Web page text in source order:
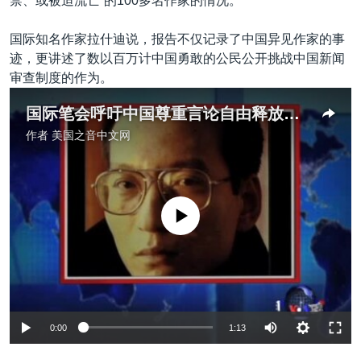
国际知名作家拉什迪说，报告不仅记录了中国异见作家的事
迹，更讲述了数以百万计中国勇敢的公民公开挑战中国新闻
审查制度的作为。
国际笔会呼吁中国尊重言论自由释放被关作家
作者 美国之音中文网
没有媒体可用资源
0:00 1:13